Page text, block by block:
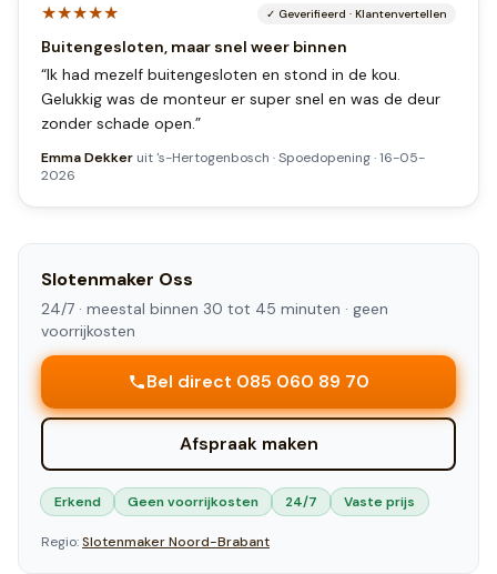
★★★★★ ✓ Geverifieerd · Klantenvertellen
Buitengesloten, maar snel weer binnen
“Ik had mezelf buitengesloten en stond in de kou.
Gelukkig was de monteur er super snel en was de deur
zonder schade open.”
Emma Dekker uit 's-Hertogenbosch ·Spoedopening·16-05-
2026
Slotenmaker Oss
24/7 · meestal binnen 30 tot 45 minuten · geen
voorrijkosten
Bel direct 085 060 89 70
Afspraak maken
Erkend Geen voorrijkosten 24/7 Vaste prijs
Regio:SlotenmakerNoord-Brabant